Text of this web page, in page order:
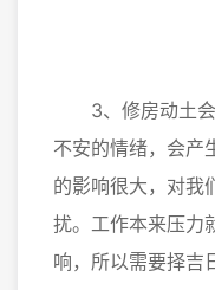
3、修房动土会
不安的情绪，会产
的影响很大，对我
扰。工作本来压力
响，所以需要择吉